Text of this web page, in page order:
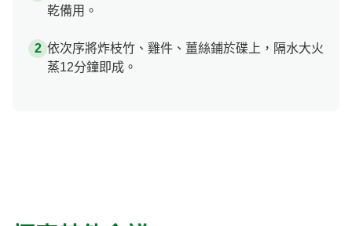
乾備用。
依次序將炸枝竹、雞件、薑絲鋪於碟上，隔水大火
蒸12分鐘即成。